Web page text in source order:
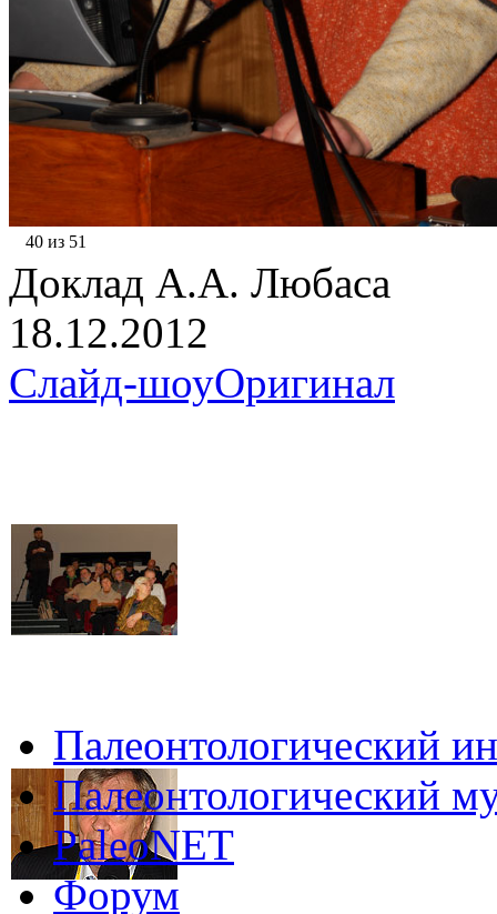
40 из 51
Доклад А.А. Любаса
18.12.2012
Слайд-шоуОригинал
Палеонтологический
Палеонтологический
PaleoNET
Форум